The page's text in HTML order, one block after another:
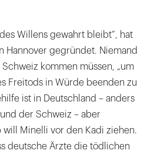
Willens gewahrt bleibt“, hat
Hannover gegründet. Niemand
kommen müssen, „um
Freitods in Würde beenden zu
ist in Deutschland – anders
der Schweiz – aber
Minelli vor den Kadi ziehen.
deutsche Ärzte die tödlichen